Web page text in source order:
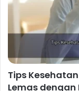
Tips
Lemas